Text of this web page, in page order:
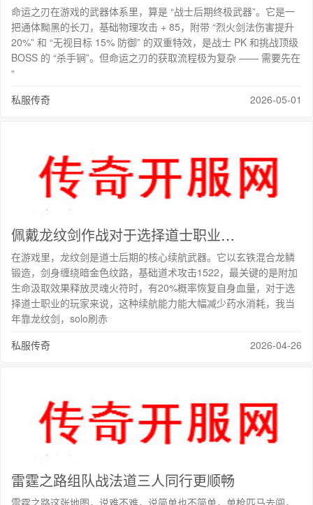
命运之刃在游戏的武器体系里，算是 “战士后期终极武器”。它是一
把通体黝黑的长刀，基础物理攻击 + 85，附带 “烈火剑法伤害提升
20%” 和 “无视目标 15% 防御” 的双重特效，是战士 PK 和挑战顶级
BOSS 的 “杀手锏”。但命运之刃的获取流程极为复杂 —— 需要先在
“
私服传奇
2026-05-01
佩戴龙纹剑作战对于选择道士职业的玩家来说续航更持久
在游戏里，龙纹剑是道士后期的核心续航武器。它以玄铁混合龙鳞
锻造，剑身缠绕暗金色纹路，基础道术攻击1522，最关键的是附加
生命汲取效果释放灵魂火符时，有20%概率恢复自身血量，对于选
择道士职业的玩家来说，这种续航能力能大幅减少药水消耗，我当
年靠龙纹剑，solo刷赤
私服传奇
2026-04-26
雷霆之路组队战法道三人同行更顺畅
雷霆之路这张地图，说难不难，说简单也不简单，单枪匹马去闯，